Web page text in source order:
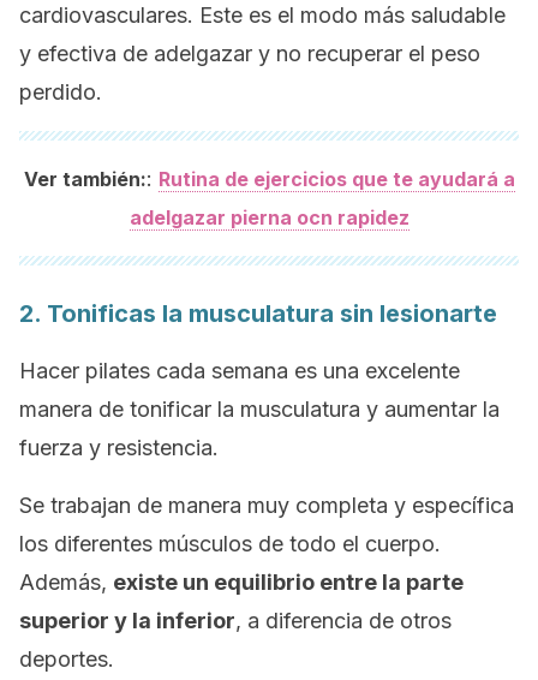
cardiovasculares. Este es el modo más saludable
y efectiva de adelgazar y no recuperar el peso
perdido.
Ver también:: Rutina de ejercicios que te ayudará a
adelgazar pierna ocn rapidez
2. Tonificas la musculatura sin lesionarte
Hacer pilates cada semana es una excelente
manera de tonificar la musculatura y aumentar la
fuerza y resistencia.
Se trabajan de manera muy completa y específica
los diferentes músculos de todo el cuerpo.
Además, existe un equilibrio entre la parte
superior y la inferior, a diferencia de otros
deportes.